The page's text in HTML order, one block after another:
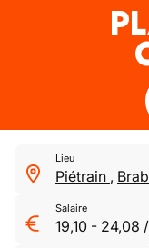
Lieu
Piétrain ,
Salaire
19,10 - 24,08 /